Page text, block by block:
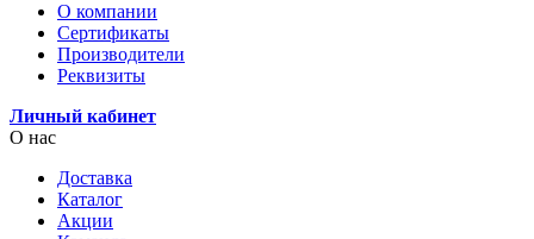
О компании
Сертификаты
Производители
Реквизиты
Личный кабинет
О нас
Доставка
Каталог
Акции